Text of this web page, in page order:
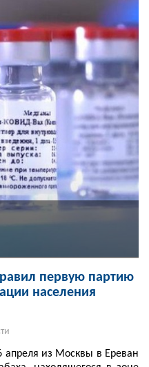
первую партию
населения
апреля из Москвы в Ереван